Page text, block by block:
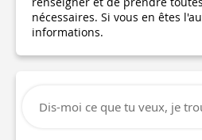
nécessaires. Si vous en êtes
informations.
Dis-moi ce que tu veux, je